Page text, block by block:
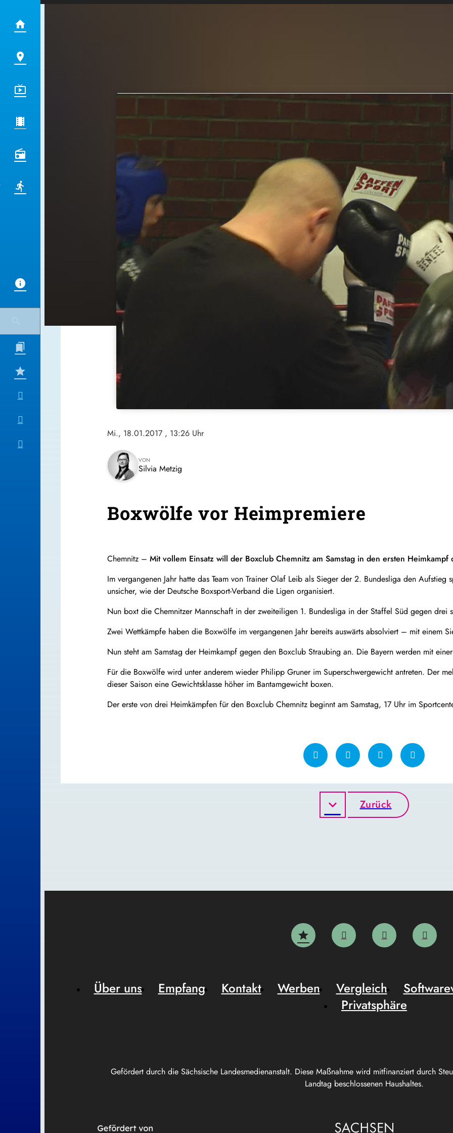
Mi., 18.01.2017 , 13:26 Uhr
VON
Silvia Metzig
Boxwölfe vor Heimpremiere
Chemnitz – Mit vollem Einsatz will der Boxclub Chemnitz am Samstag in den ersten
Im vergangenen Jahr hatte das Team von Trainer Olaf Leib als Sieger der 2. Bundesliga den
unsicher, wie der Deutsche Boxsport-Verband die Ligen organisiert.
Nun boxt die Chemnitzer Mannschaft in der zweiteiligen 1. Bundesliga in der Staffel Süd gegen drei
Zwei Wettkämpfe haben die Boxwölfe im vergangenen Jahr bereits auswärts absolviert – mit einem
Nun steht am Samstag der Heimkampf gegen den Boxclub Straubing an. Die Bayern werden mit
Für die Boxwölfe wird unter anderem wieder Philipp Gruner im Superschwergewicht antreten. Der
dieser Saison eine Gewichtsklasse höher im Bantamgewicht boxen.
Der erste von drei Heimkämpfen für den Boxclub Chemnitz beginnt am Samstag, 17 Uhr im
Zurück
Gefördert durch die Sächsische Landesmedienanstalt. Diese Maßnahme wird mitfinanziert durch
Landtag beschlossenen Haushaltes.
Über uns Empfang Kontakt Werben Vergleich
Privatsphäre